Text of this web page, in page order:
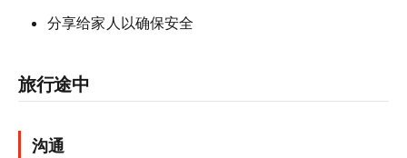
分享给家人以确保安全
旅行途中
沟通